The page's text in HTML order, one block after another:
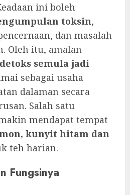
ini boleh
toksin,
dan masalah
Oleh itu, amalan
semula jadi
sebagai usaha
dalaman secara
Salah satu
mendapat tempat
kunyit hitam dan
teh harian.
Fungsinya